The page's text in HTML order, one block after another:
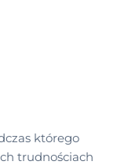
którego
trudnościach